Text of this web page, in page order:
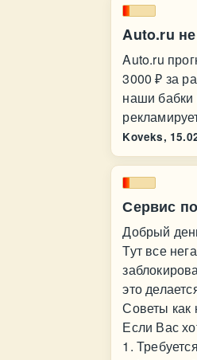
Auto.ru
Auto.ru
3000 ₽ за
наши бабки
Koveks,
Сервис
Добрый
Тут все
это
Советы как
Если Вас
1.